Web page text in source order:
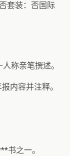
套装：否国际
称亲笔撰述。
内容并注释。
书之一。